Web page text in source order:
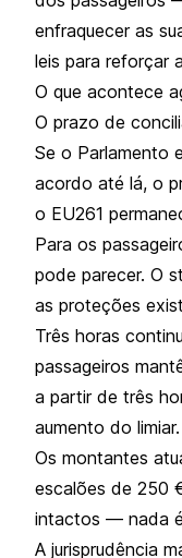
enfraquecer as
leis para reforçar
O que acontece
O prazo de
Se o Parlamento
acordo até lá, o
o EU261
Para os
pode parecer. O
as proteções
Três horas
passageiros
a partir de três
aumento do limiar.
Os montantes
escalões de 250
intactos — nada
A jurisprudência